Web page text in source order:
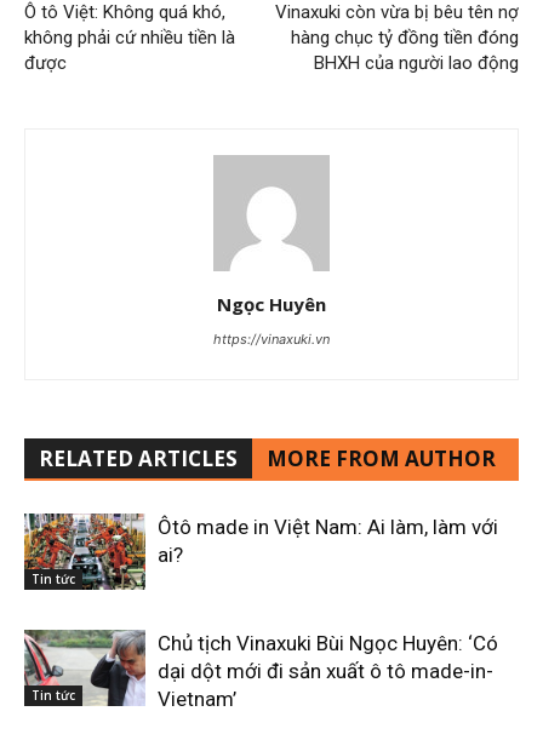
Ô tô Việt: Không quá khó,
không phải cứ nhiều tiền là
được
Vinaxuki còn vừa bị bêu tên nợ
hàng chục tỷ đồng tiền đóng
BHXH của người lao động
Ngọc Huyên
https://vinaxuki.vn
RELATED ARTICLES MORE FROM AUTHOR
Tin tức
Ôtô made in Việt Nam: Ai làm, làm với
ai?
Tin tức
Chủ tịch Vinaxuki Bùi Ngọc Huyên: ‘Có
dại dột mới đi sản xuất ô tô made-in-
Vietnam’